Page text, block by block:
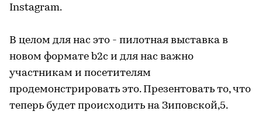
Instagram.
В целом для нас это - пилотная выставка в
новом формате b2c и для нас важно
участникам и посетителям
продемонстрировать это. Презентовать то, что
теперь будет происходить на Зиповской,5.